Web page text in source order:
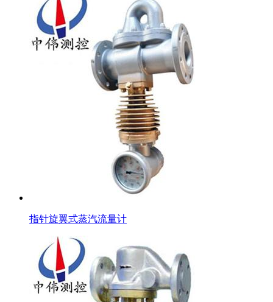
指针旋翼式蒸汽流量计